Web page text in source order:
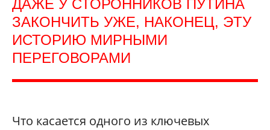
ДАЖЕ У СТОРОННИКОВ ПУТИНА
ЗАКОНЧИТЬ УЖЕ, НАКОНЕЦ, ЭТУ
ИСТОРИЮ МИРНЫМИ
ПЕРЕГОВОРАМИ
Что касается одного из ключевых